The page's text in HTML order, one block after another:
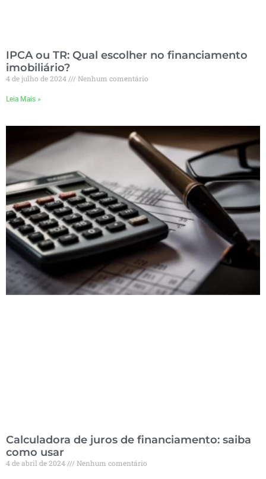
IPCA ou TR: Qual escolher no financiamento
imobiliário?
4 de julho de 2024 Nenhum comentário
Leia Mais »
Calculadora de juros de financiamento: saiba
como usar
4 de abril de 2024 Nenhum comentário